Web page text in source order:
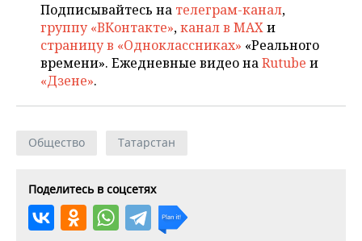
Подписывайтесь на телеграм-канал,
группу «ВКонтакте»,канал в MAXи
страницу в «Одноклассниках» «Реального
времени». Ежедневные видео наRutube и
«Дзене».
Общество Татарстан
Поделитесь в соцсетях